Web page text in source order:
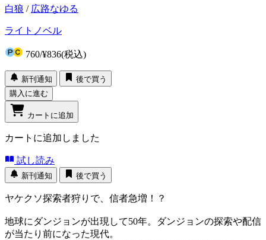
白狼 / 広路なゆる
ライトノベル
760/¥836(税込)
新刊通知
後で買う
購入に進む
カートに追加
カートに追加しました
試し読み
新刊通知 後で買う
ヤケクソ探索者狩りで、信者急増！？
地球にダンジョンが出現して50年。ダンジョンの探索や配信
が当たり前になった現代。